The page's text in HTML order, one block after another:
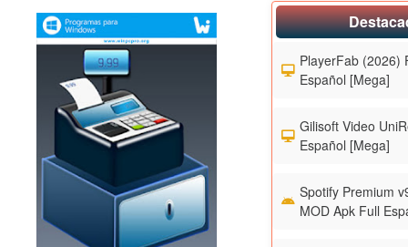
PlayerFab (2026)
Español [Mega]
Gilisoft Video
Español [Mega]
Spotify Premium
MOD Apk Full